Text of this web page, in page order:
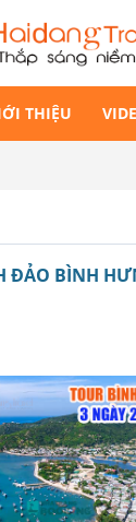
THIỆU
ĐẢO BÌNH